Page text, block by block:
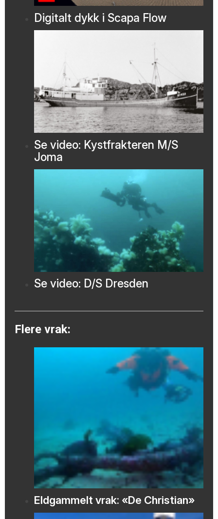
Digitalt dykk i Scapa Flow
Se video: Kystfrakteren M/S
Joma
Se video: D/S Dresden
Flere vrak:
Eldgammelt vrak: «De Christian»